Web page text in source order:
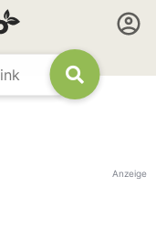
Anzeige